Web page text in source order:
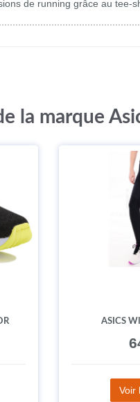
de running grâce au tee-
la marque
ASICS
Voir